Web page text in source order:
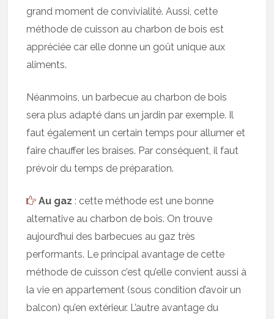
grand moment de convivialité. Aussi, cette
méthode de cuisson au charbon de bois est
appréciée car elle donne un goût unique aux
aliments.
Néanmoins, un barbecue au charbon de bois
sera plus adapté dans un jardin par exemple. Il
faut également un certain temps pour allumer et
faire chauffer les braises. Par conséquent, il faut
prévoir du temps de préparation.
Au gaz : cette méthode est une bonne
alternative au charbon de bois. On trouve
aujourd’hui des barbecues au gaz très
performants. Le principal avantage de cette
méthode de cuisson c’est qu’elle convient aussi à
la vie en appartement (sous condition d’avoir un
balcon) qu’en extérieur. L’autre avantage du